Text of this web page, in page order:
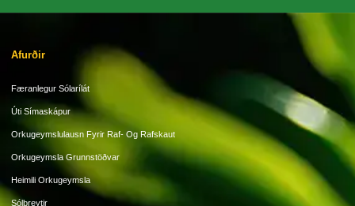
Afurðir
Færanlegur Sólarílát
Úti Símaskápur
Orkugeymslulausn Fyrir Raf- Og Rafskaut
Orkugeymsla Grunnstöðvar
Heimili Orkugeymsla
Sólbreytir